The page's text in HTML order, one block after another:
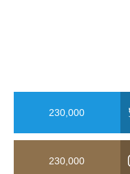
230,000
230,000